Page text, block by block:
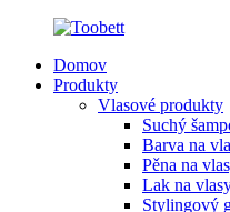
Domov
Produkty
Vlasové produkty
Suchý
Barva na
Pěna na
Lak na
Stylingový